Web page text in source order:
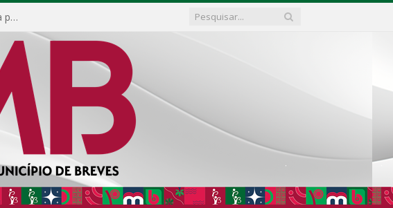
DISPENSA DE LICITAÇÃO Nº 003/2026 ( Contratação de empresa para fornecimento de gêneros alimentícios não perecíveis, materiais de expediente, descartáveis, copa e cozinha, para análise e posterior publicação.)